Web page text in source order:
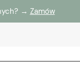
→ Zamów